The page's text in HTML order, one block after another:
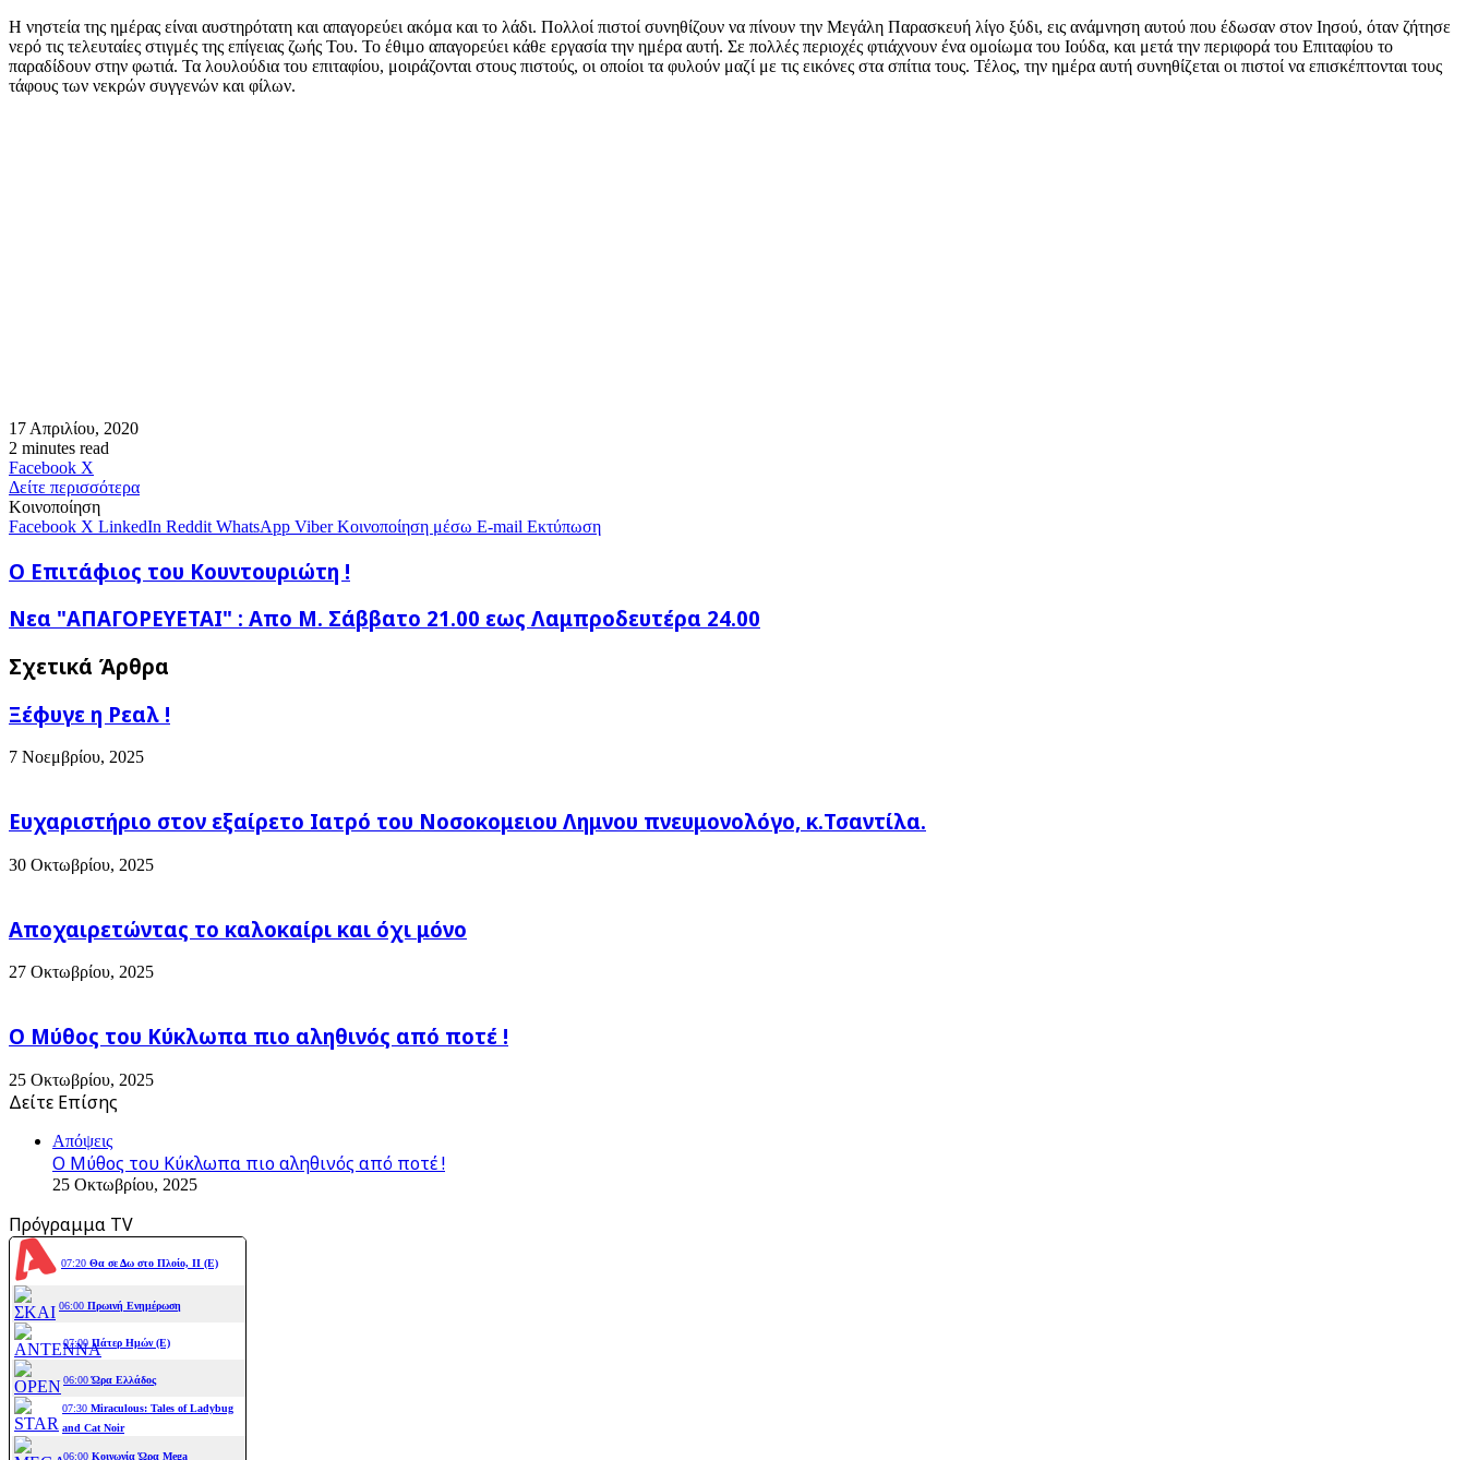
Η νηστεία της ημέρας είναι αυστηρότατη και απαγορεύει ακόμα και το λάδι. Πολλοί πιστοί συνηθίζουν να πίνουν την Μεγάλη Παρασκευή λίγο ξύδι, εις ανάμνηση αυτού που έδωσαν στον Ιησού, όταν ζήτησε
νερό τις τελευταίες στιγμές της επίγειας ζωής Του. Το έθιμο απαγορεύει κάθε εργασία την ημέρα αυτή. Σε πολλές περιοχές φτιάχνουν ένα ομοίωμα του Ιούδα, και μετά την περιφορά του Επιταφίου το
παραδίδουν στην φωτιά. Τα λουλούδια του επιταφίου, μοιράζονται στους πιστούς, οι οποίοι τα φυλούν μαζί με τις εικόνες στα σπίτια τους. Τέλος, την ημέρα αυτή συνηθίζεται οι πιστοί να επισκέπτονται τους
τάφους των νεκρών συγγενών και φίλων.
17 Απριλίου, 2020
2 minutes read
Facebook X
μέσω
E-
mail
Δείτε περισσότερα
Κοινοποίηση
Facebook X LinkedIn Reddit WhatsApp Viber Κοινοποίηση μέσω E-mail Εκτύπωση
Ο
Επιτάφιος
Κουντουριώτη
Ο Επιτάφιος του Κουντουριώτη !
Νεα
"ΑΠΑΓΟΡΕΥΕΤΑΙ"
Απο
Σάββατο
21.00
εως
Λαμπροδευτέρα
Νεα "ΑΠΑΓΟΡΕΥΕΤΑΙ" : Απο Μ. Σάββατο 21.00 εως Λαμπροδευτέρα 24.00
Σχετικά Άρθρα
Ξέφυγε η Ρεαλ !
7 Νοεμβρίου, 2025
Ευχαριστήριο στον εξαίρετο Ιατρό του Νοσοκομειου Λημνου πνευμονολόγο, κ.Τσαντίλα.
30 Οκτωβρίου, 2025
Αποχαιρετώντας το καλοκαίρι και όχι μόνο
27 Οκτωβρίου, 2025
Ο Μύθος του Κύκλωπα πιο αληθινός από ποτέ !
25 Οκτωβρίου, 2025
Δείτε Επίσης
Απόψεις
Ο Μύθος του Κύκλωπα πιο αληθινός από ποτέ !
25 Οκτωβρίου, 2025
Πρόγραμμα TV